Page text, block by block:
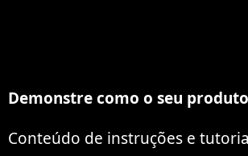
Demonstre como o seu
Conteúdo de instruções e